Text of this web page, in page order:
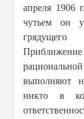
апреля 1906
чутьем он
грядущего
выполняют
никто в